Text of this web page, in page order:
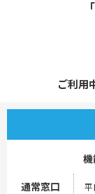
ご利用
通常窓口
平